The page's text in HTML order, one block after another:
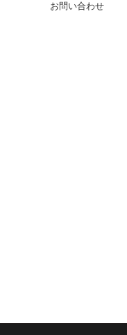
お問い合わせ